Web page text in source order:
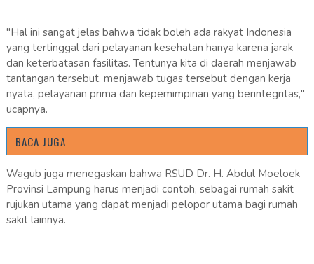
"Hal ini sangat jelas bahwa tidak boleh ada rakyat Indonesia
yang tertinggal dari pelayanan kesehatan hanya karena jarak
dan keterbatasan fasilitas. Tentunya kita di daerah menjawab
tantangan tersebut, menjawab tugas tersebut dengan kerja
nyata, pelayanan prima dan kepemimpinan yang berintegritas,"
ucapnya.
BACA JUGA
Wagub juga menegaskan bahwa RSUD Dr. H. Abdul Moeloek
Provinsi Lampung harus menjadi contoh, sebagai rumah sakit
rujukan utama yang dapat menjadi pelopor utama bagi rumah
sakit lainnya.